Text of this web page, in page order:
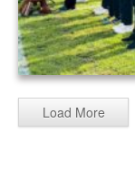
Load More